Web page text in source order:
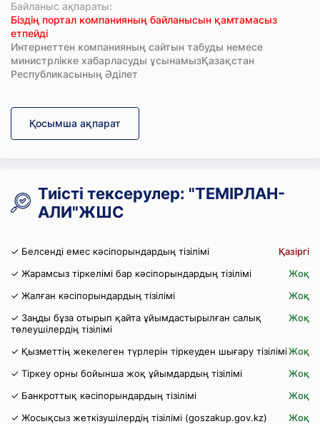
Байланыс ақпараты:
Біздің портал компанияның байланысын қамтамасыз
етпейді
Интернеттен компанияның сайтын табуды немесе
министрлікке хабарласуды ұсынамызҚазақстан
Республикасының Әділет
Қосымша ақпарат
Тиісті тексерулер: "ТЕМІРЛАН-
АЛИ"ЖШС
✓ Белсенді емес кәсіпорындардың тізілімі
Қазіргі
✓ Жарамсыз тіркелімі бар кәсіпорындардың тізілімі
Жоқ
✓ Жалған кәсіпорындардың тізілімі
Жоқ
✓ Заңды бұза отырып қайта ұйымдастырылған салық
төлеушілердің тізілімі
Жоқ
✓ Қызметтің жекелеген түрлерін тіркеуден шығару тізіліміЖоқ
✓ Тіркеу орны бойынша жоқ ұйымдардың тізілімі
Жоқ
✓ Банкроттық кәсіпорындардың тізілімі
Жоқ
✓ Жосықсыз жеткізушілердің тізілімі (goszakup.gov.kz)
Жоқ